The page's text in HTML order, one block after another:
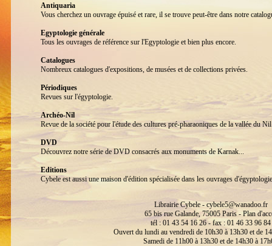
Antiquaria
Vous cherchez un ouvrage épuisé et rare, il se trouve peut-être dans notre
Egyptologie générale
Tous les ouvrages de référence sur l'Egyptologie et bien plus encore.
Catalogues
Nombreux catalogues d'expositions, de musées et de collections privées.
Périodiques
Revues sur l'égyptologie.
Archéo-Nil
Revue de la société pour l'étude des cultures pré-pharaoniques de la vallée du
DVD
Découvrez notre série de DVD consacrés aux monuments de Karnak...
Editions
Cybele est aussi une maison d'édition spécialisée dans les ouvrages
Librairie Cybele - cybele5@wanadoo.fr
65 bis rue Galande, 75005 Paris - Plan
tél : 01 43 54 16 26 - fax : 01 46 33 96 84
Ouvert du lundi au vendredi de 10h30 à 13h30 et de
Samedi de 11h00 à 13h30 et de 14h30 à